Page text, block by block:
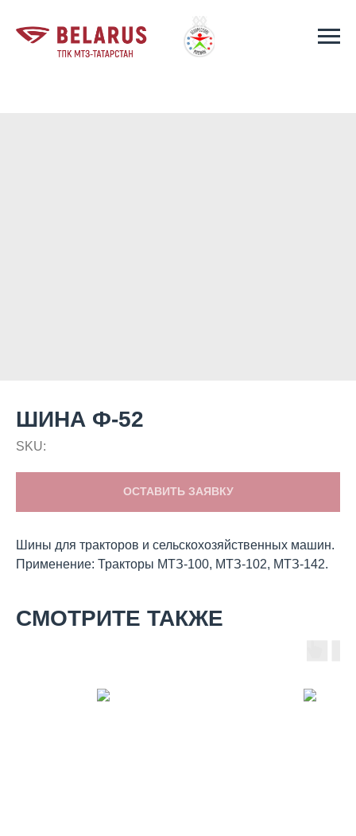
ШИНА Ф-52
SKU:
ОСТАВИТЬ ЗАЯВКУ
Шины для тракторов и сельскохозяйственных машин.
Применение: Тракторы МТЗ-100, МТЗ-102, МТЗ-142.
СМОТРИТЕ ТАКЖЕ